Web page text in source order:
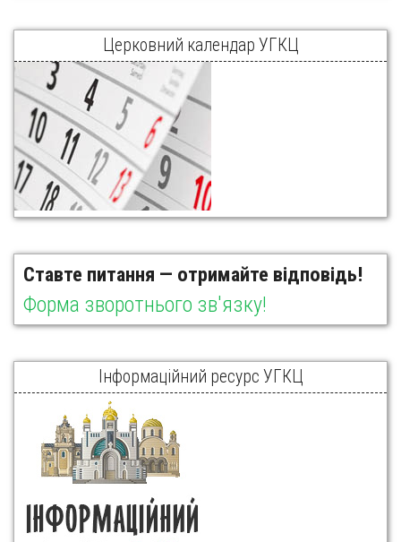
Церковний календар УГКЦ
Ставте питання — отримайте відповідь!
Форма зворотнього зв'язку!
Інформаційний ресурс УГКЦ